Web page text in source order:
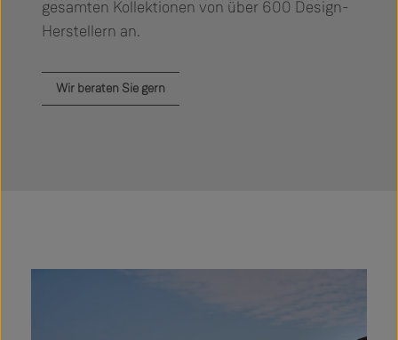
gesamten Kollektionen von über 600 Design-
Herstellern an.
Wir beraten Sie gern